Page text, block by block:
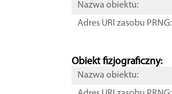
Nazwa obiektu:
Adres URI zasobu PRNG:
Obiekt fizjograficzny:
Nazwa obiektu: